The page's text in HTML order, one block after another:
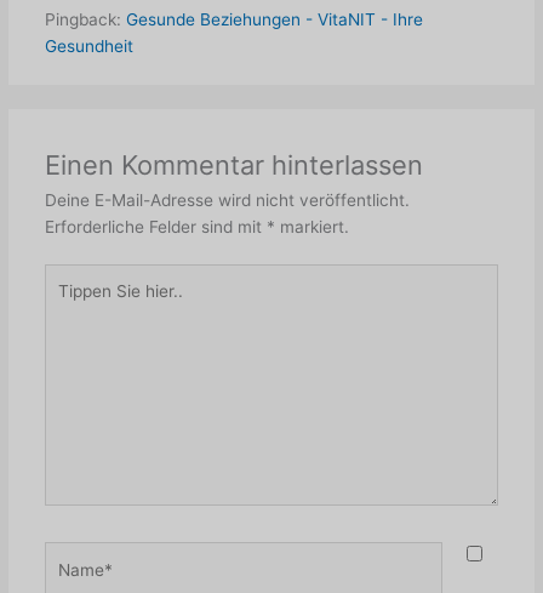
Pingback: Gesunde Beziehungen - VitaNIT - Ihre
Gesundheit
Einen Kommentar hinterlassen
Deine E-Mail-Adresse wird nicht veröffentlicht.
Erforderliche Felder sind mit * markiert.
Sie